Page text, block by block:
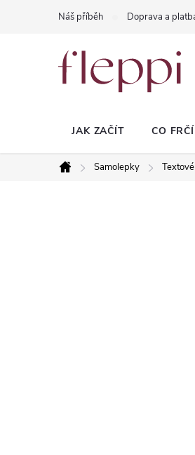
Náš příběh Doprava a
JAK ZAČÍT CO FRČÍ
Domů
Samolepky